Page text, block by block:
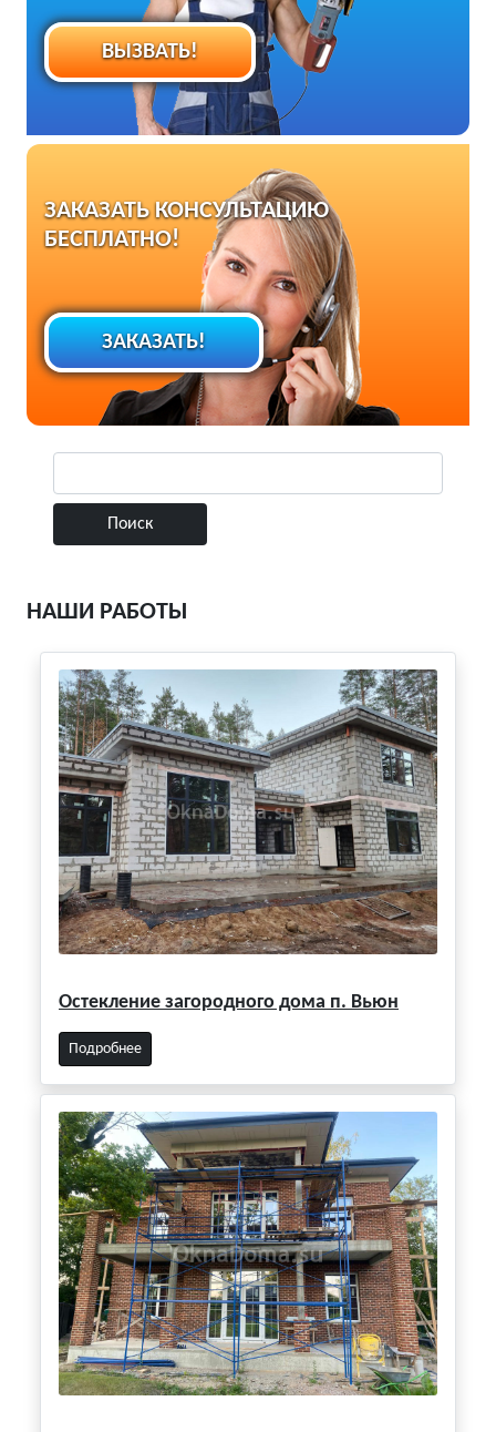
ВЫЗВАТЬ!
ЗАКАЗАТЬ КОНСУЛЬТАЦИЮ
БЕСПЛАТНО!
ЗАКАЗАТЬ!
НАШИ РАБОТЫ
Остекление загородного дома п. Вьюн
Подробнее